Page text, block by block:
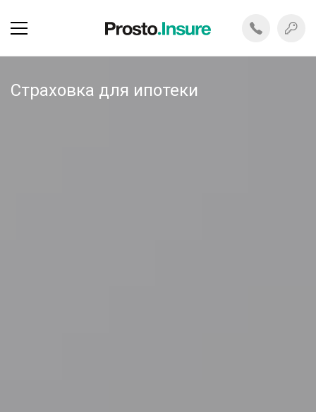
Страховка для ипотеки